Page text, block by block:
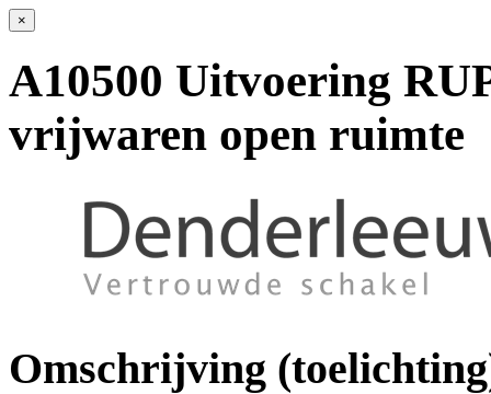
×
A10500 Uitvoering
vrijwaren open ruimte
Omschrijving